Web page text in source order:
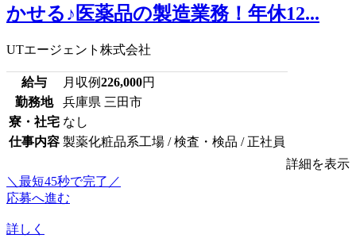
かせる♪医薬品の製造業務！年休12...
UTエージェント株式会社
給与 月収例226,000円
勤務地
兵庫県 三田市
寮・社宅 なし
仕事内容 製薬化粧品系工場 / 検査・検品 / 正社員
詳細を表示
＼最短45秒で完了／
応募へ進む
詳しく